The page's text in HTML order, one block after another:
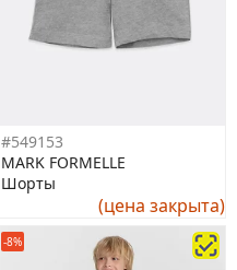
#549153
MARK FORMELLE
Шорты
(цена закрыта)
-8%